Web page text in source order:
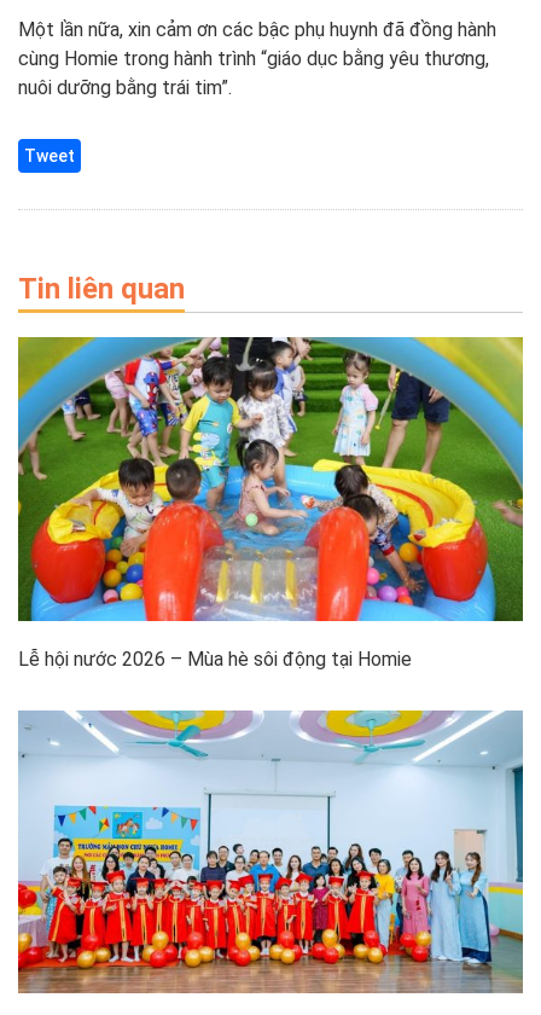
Một lần nữa, xin cảm ơn các bậc phụ huynh đã đồng hành
cùng Homie trong hành trình “giáo dục bằng yêu thương,
nuôi dưỡng bằng trái tim”.
Tweet
Tin liên quan
Lễ hội nước 2026 – Mùa hè sôi động tại Homie